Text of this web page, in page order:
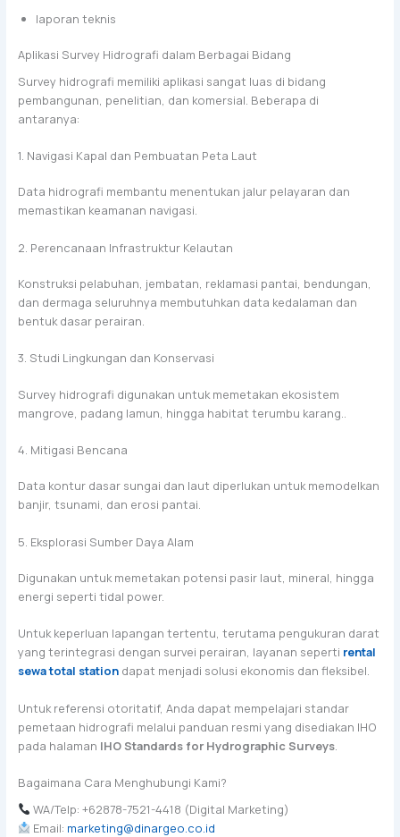
laporan teknis
Aplikasi Survey Hidrografi dalam Berbagai Bidang
Survey hidrografi memiliki aplikasi sangat luas di bidang
pembangunan, penelitian, dan komersial. Beberapa di
antaranya:
1. Navigasi Kapal dan Pembuatan Peta Laut
Data hidrografi membantu menentukan jalur pelayaran dan
memastikan keamanan navigasi.
2. Perencanaan Infrastruktur Kelautan
Konstruksi pelabuhan, jembatan, reklamasi pantai, bendungan,
dan dermaga seluruhnya membutuhkan data kedalaman dan
bentuk dasar perairan.
3. Studi Lingkungan dan Konservasi
Survey hidrografi digunakan untuk memetakan ekosistem
mangrove, padang lamun, hingga habitat terumbu karang..
4. Mitigasi Bencana
Data kontur dasar sungai dan laut diperlukan untuk memodelkan
banjir, tsunami, dan erosi pantai.
5. Eksplorasi Sumber Daya Alam
Digunakan untuk memetakan potensi pasir laut, mineral, hingga
energi seperti tidal power.
Untuk keperluan lapangan tertentu, terutama pengukuran darat
yang terintegrasi dengan survei perairan, layanan seperti rental
sewa total stationdapat menjadi solusi ekonomis dan fleksibel.
Untuk referensi otoritatif, Anda dapat mempelajari standar
pemetaan hidrografi melalui panduan resmi yang disediakan IHO
pada halaman IHO Standards for Hydrographic Surveys.
Bagaimana Cara Menghubungi Kami?
WA/Telp: +62878-7521-4418 (Digital Marketing)
Email: marketing@dinargeo.co.id